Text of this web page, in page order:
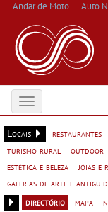
Andar de Moto Auto
Toggle
navigation
Locais
restaurantes
turismo rural
outdoor
estética e beleza
jóias e
galerias de arte e
directório
mapa